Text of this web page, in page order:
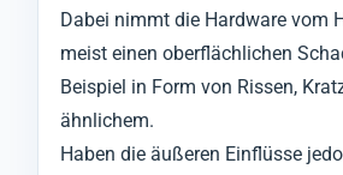
Dabei nimmt die Hardware vom
meist einen oberflächlichen
Beispiel in Form von Rissen,
ähnlichem.
Haben die äußeren Einflüsse